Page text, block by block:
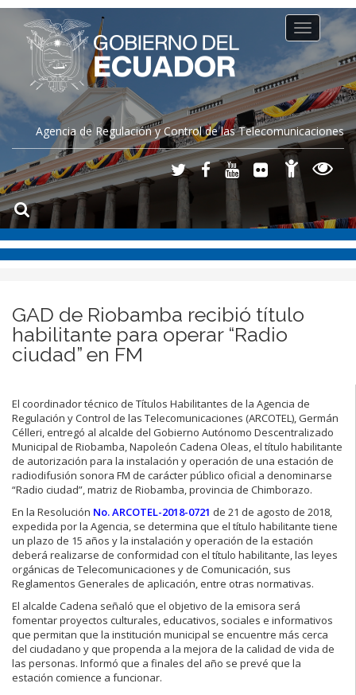
Agencia de Regulación y Control de las Telecomunicaciones
Toggle
navigation
GAD de Riobamba recibió título
habilitante para operar “Radio
ciudad” en FM
El coordinador técnico de Títulos Habilitantes de la Agencia de
Regulación y Control de las Telecomunicaciones (ARCOTEL), Germán
Célleri, entregó al alcalde del Gobierno Autónomo Descentralizado
Municipal de Riobamba, Napoleón Cadena Oleas, el título habilitante
de autorización para la instalación y operación de una estación de
radiodifusión sonora FM de carácter público oficial a denominarse
“Radio ciudad”, matriz de Riobamba, provincia de Chimborazo.
En la Resolución No. ARCOTEL-2018-0721 de 21 de agosto de 2018,
expedida por la Agencia, se determina que el título habilitante tiene
un plazo de 15 años y la instalación y operación de la estación
deberá realizarse de conformidad con el título habilitante, las leyes
orgánicas de Telecomunicaciones y de Comunicación, sus
Reglamentos Generales de aplicación, entre otras normativas.
El alcalde Cadena señaló que el objetivo de la emisora será
fomentar proyectos culturales, educativos, sociales e informativos
que permitan que la institución municipal se encuentre más cerca
del ciudadano y que propenda a la mejora de la calidad de vida de
las personas. Informó que a finales del año se prevé que la
estación comience a funcionar.